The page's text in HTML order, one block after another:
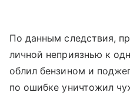
По данным следствия,
личной неприязнью к
облил бензином и
по ошибке уничтожил